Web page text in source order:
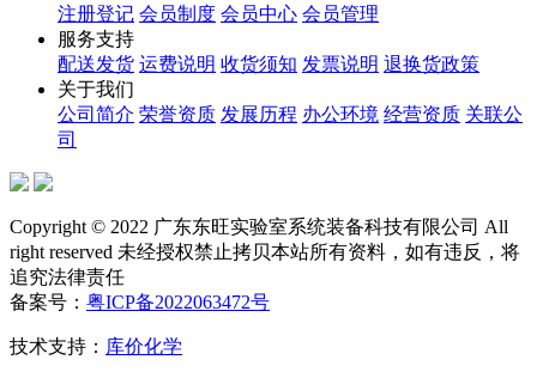
注册登记 会员制度 会员中心 会员管理
服务支持
配送发货 运费说明 收货须知 发票说明 退换货政策
关于我们
公司简介 荣誉资质 发展历程 办公环境 经营资质 关联公
司
Copyright © 2022 广东东旺实验室系统装备科技有限公司 All
right reserved 未经授权禁止拷贝本站所有资料，如有违反，将
追究法律责任
备案号： 粤ICP备2022063472号
技术支持： 库价化学